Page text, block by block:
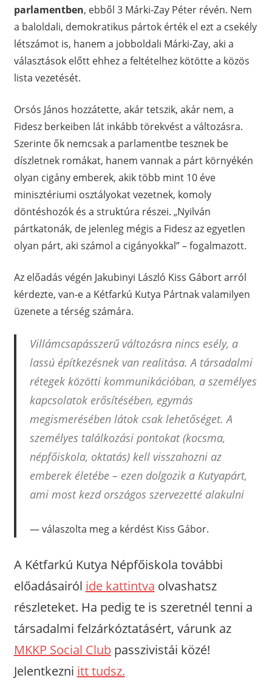
parlamentben, ebből 3 Márki-Zay Péter révén. Nem
a baloldali, demokratikus pártok érték el ezt a csekély
létszámot is, hanem a jobboldali Márki-Zay, aki a
választások előtt ehhez a feltételhez kötötte a közös
lista vezetését.
Orsós János hozzátette, akár tetszik, akár nem, a
Fidesz berkeiben lát inkább törekvést a változásra.
Szerinte ők nemcsak a parlamentbe tesznek be
díszletnek romákat, hanem vannak a párt környékén
olyan cigány emberek, akik több mint 10 éve
minisztériumi osztályokat vezetnek, komoly
döntéshozók és a struktúra részei. „Nyilván
pártkatonák, de jelenleg mégis a Fidesz az egyetlen
olyan párt, aki számol a cigányokkal” – fogalmazott.
Az előadás végén Jakubinyi László Kiss Gábort arról
kérdezte, van-e a Kétfarkú Kutya Pártnak valamilyen
üzenete a térség számára.
Villámcsapásszerű változásra nincs esély, a
lassú építkezésnek van realitása. A társadalmi
rétegek közötti kommunikációban, a személyes
kapcsolatok erősítésében, egymás
megismerésében látok csak lehetőséget. A
személyes találkozási pontokat (kocsma,
népfőiskola, oktatás) kell visszahozni az
emberek életébe – ezen dolgozik a Kutyapárt,
ami most kezd országos szervezetté alakulni
válaszolta meg a kérdést Kiss Gábor.
A Kétfarkú Kutya Népfőiskola további
előadásairól ide kattintva olvashatsz
részleteket. Ha pedig te is szeretnél tenni a
társadalmi felzárkóztatásért, várunk az
MKKP Social Club passzivistái közé!
Jelentkezni itt tudsz.